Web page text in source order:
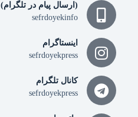
(ارسال پیام در تلگرام)
sefrdoyekinfo
اینستاگرام
sefrdoyekpress
کانال تلگرام
sefrdoyekpress